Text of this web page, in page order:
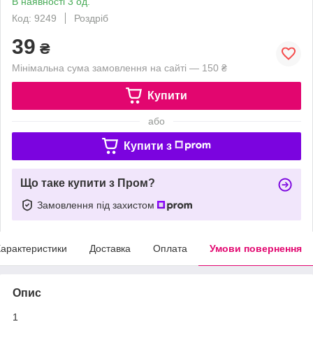
Код: 9249
Роздріб
39 ₴
Мінімальна сума замовлення на сайті — 150 ₴
Купити
або
Купити з
Що таке купити з Пром?
Замовлення під захистом
Доставка Оплата Умови повернення
Опис
1